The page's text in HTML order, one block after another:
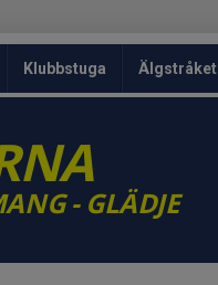
Klubbstuga Älgstråket
- GLÄDJE